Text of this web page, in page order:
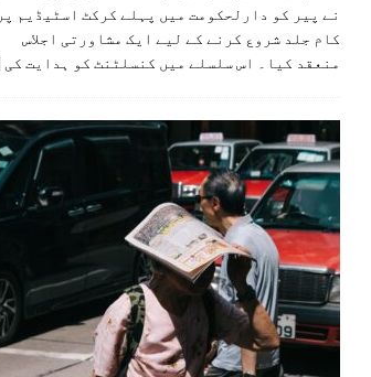
نے پیر کو دارلحکومت میں پہلے کرکٹ اسٹیڈیم پر
کام جلد شروع کرنے کے لیے ایک مشاورتی اجلاس
منعقد کیا۔ اس سلسلے میں کنسلٹنٹ کو ہدایت کی